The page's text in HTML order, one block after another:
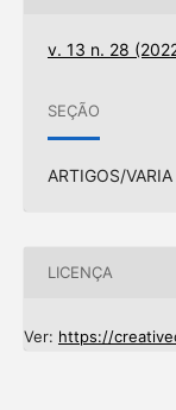
v. 13 n. 28
SEÇÃO
ARTIGOS/VARIA
LICENÇA
Ver: https://